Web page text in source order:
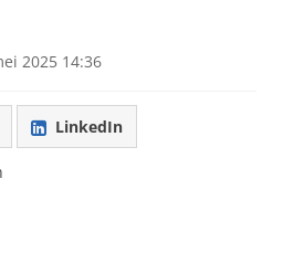
2025 14:36
LinkedIn